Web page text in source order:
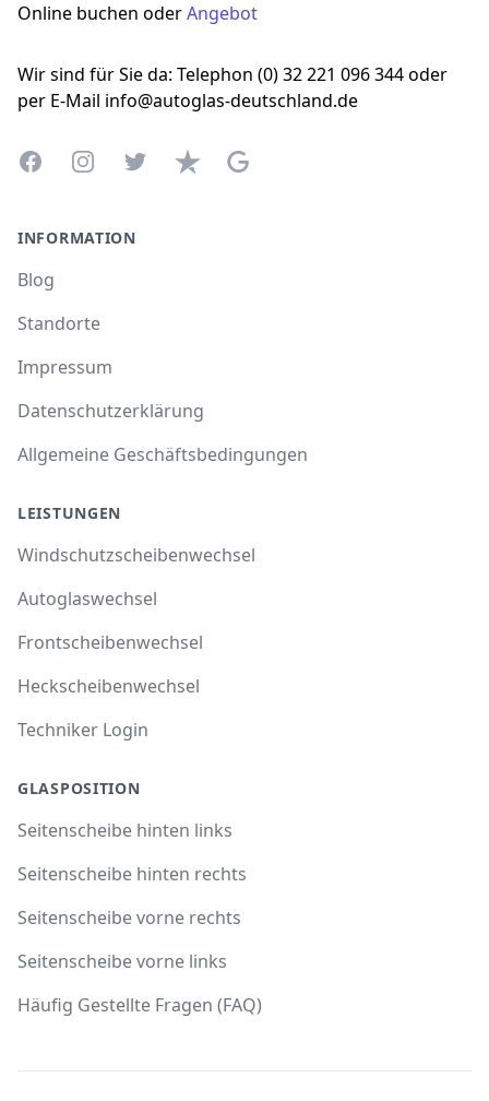
Online buchen oderAngebot
Wir sind für Sie da: Telephon (0) 32 221 096 344 oder
per E-Mail info@autoglas-deutschland.de
FacebookInstagramTwitterTrustpilotGoogle Business Profile
INFORMATION
Blog
Standorte
Impressum
Datenschutzerklärung
Allgemeine Geschäftsbedingungen
LEISTUNGEN
Windschutzscheibenwechsel
Autoglaswechsel
Frontscheibenwechsel
Heckscheibenwechsel
Techniker Login
GLASPOSITION
Seitenscheibe hinten links
Seitenscheibe hinten rechts
Seitenscheibe vorne rechts
Seitenscheibe vorne links
Häufig Gestellte Fragen (FAQ)